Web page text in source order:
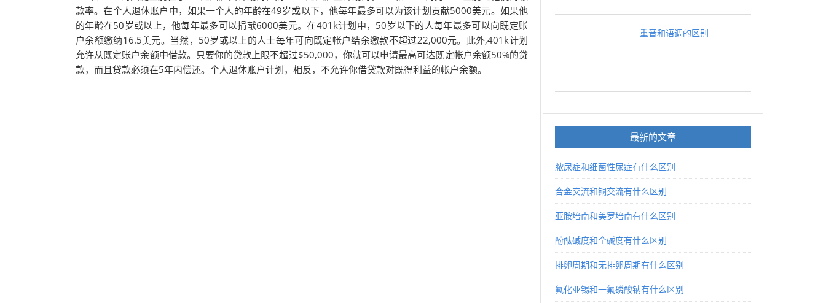
款率。在个人退休账户中，如果一个人的年龄在49岁或以下，他每年最多可以为该计划贡献5000美元。如果他
的年龄在50岁或以上，他每年最多可以捐献6000美元。在401k计划中，50岁以下的人每年最多可以向既定账
户余额缴纳16.5美元。当然，50岁或以上的人士每年可向既定帐户结余缴款不超过22,000元。此外,401k计划
允许从既定账户余额中借款。只要你的贷款上限不超过$50,000，你就可以申请最高可达既定帐户余额50%的贷
款，而且贷款必须在5年内偿还。个人退休账户计划，相反，不允许你借贷款对既得利益的帐户余额。
重音和语调的区别
最新的文章
脓尿症和细菌性尿症有什么区别
合金交流和铜交流有什么区别
亚胺培南和美罗培南有什么区别
酚酞碱度和全碱度有什么区别
排卵周期和无排卵周期有什么区别
氟化亚锡和一氟磷酸钠有什么区别